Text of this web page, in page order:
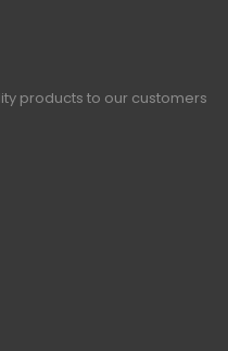
products to our customers